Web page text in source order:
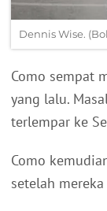
Dennis Wise.
Como sempat
yang lalu.
terlempar ke
Como
setelah